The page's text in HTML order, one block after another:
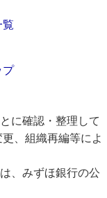
覧
プ
に確認・整理して
、組織再編等によ
、みずほ銀行の公